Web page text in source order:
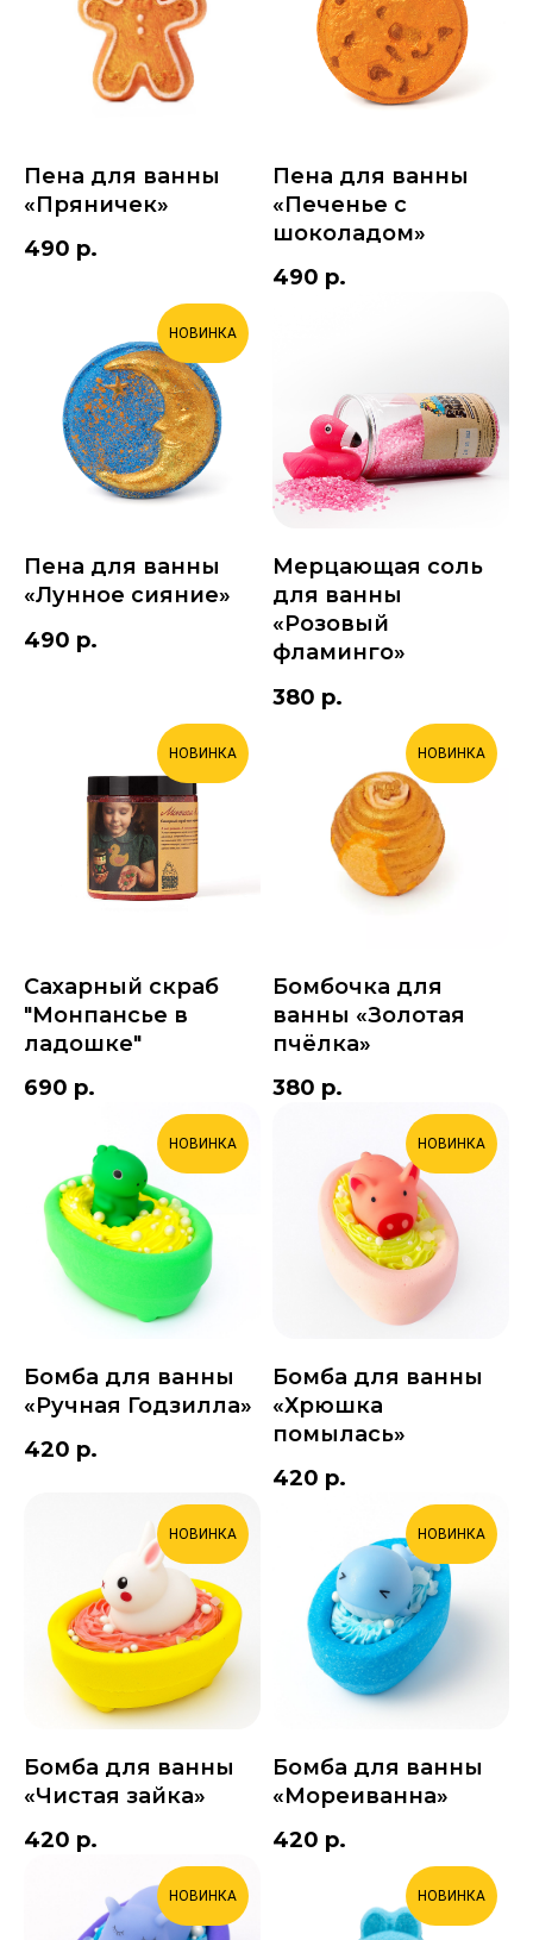
Пена для ванны
«Пряничек»
490 р.
Пена для ванны
«Печенье с
шоколадом»
490 р.
НОВИНКА
Пена для ванны
«Лунное сияние»
490 р.
Мерцающая соль
для ванны
«Розовый
фламинго»
380 р.
НОВИНКА
Сахарный скраб
"Монпансье в
ладошке"
690 р.
НОВИНКА
Бомбочка для
ванны «Золотая
пчёлка»
380 р.
НОВИНКА
Бомба для ванны
«Ручная Годзилла»
420 р.
НОВИНКА
Бомба для ванны
«Хрюшка
помылась»
420 р.
НОВИНКА
Бомба для ванны
«Чистая зайка»
420 р.
НОВИНКА
Бомба для ванны
«Мореиванна»
420 р.
НОВИНКА НОВИНКА